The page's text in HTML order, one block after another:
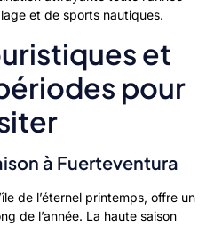
et de sports nautiques.
et
pour
à Fuerteventura
de l’éternel printemps, offre un
de l’année. La haute saison